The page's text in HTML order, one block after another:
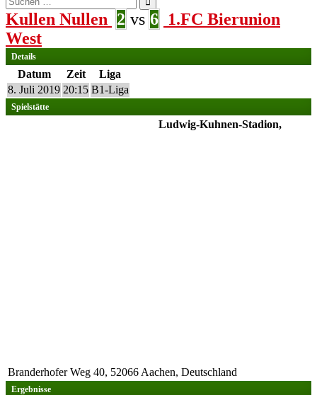
nach:
Kullen Nullen 2 vs 6 1.FC Bierunion
West
Details
Datum Zeit
Liga
8. Juli 2019 20:15 B1-Liga
Spielstätte
Ludwig-Kuhnen-Stadion,
Branderhofer Weg 40, 52066 Aachen, Deutschland
Ergebnisse